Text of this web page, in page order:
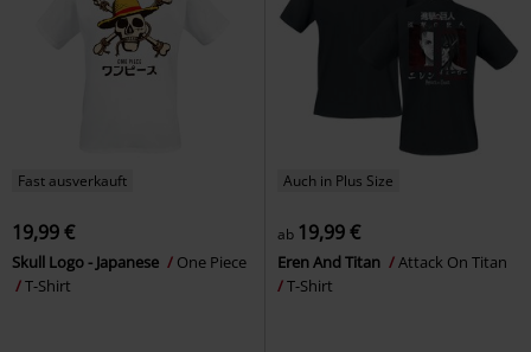
Fast ausverkauft
19,99 €
Skull Logo - Japanese
One Piece
T-Shirt
Auch in Plus Size
ab 19,99 €
Eren And Titan
Attack On Titan
T-Shirt